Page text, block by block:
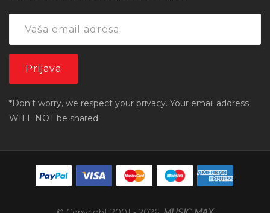
*Don't worry, we respect your privacy. Your email address
WILL NOT be shared.